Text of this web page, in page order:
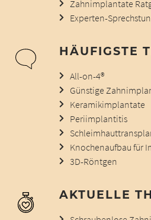
Zahnimplantate
Experten-
HÄUFIGSTE
All-on-4®
Günstige
Keramikimplantate
Periimplantitis
Knochenaufbau für
3D-Röntgen
AKTUELLE